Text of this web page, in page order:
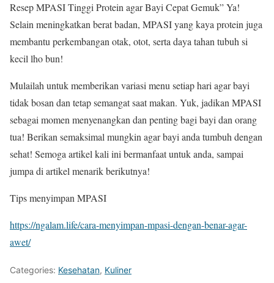
Resep MPASI Tinggi Protein agar Bayi Cepat Gemuk” Ya!
Selain meningkatkan berat badan, MPASI yang kaya protein juga
membantu perkembangan otak, otot, serta daya tahan tubuh si
kecil lho bun!
Mulailah untuk memberikan variasi menu setiap hari agar bayi
tidak bosan dan tetap semangat saat makan. Yuk, jadikan MPASI
sebagai momen menyenangkan dan penting bagi bayi dan orang
tua! Berikan semaksimal mungkin agar bayi anda tumbuh dengan
sehat! Semoga artikel kali ini bermanfaat untuk anda, sampai
jumpa di artikel menarik berikutnya!
Tips menyimpan MPASI
https://ngalam.life/cara-menyimpan-mpasi-dengan-benar-agar-
awet/
Categories: Kesehatan, Kuliner